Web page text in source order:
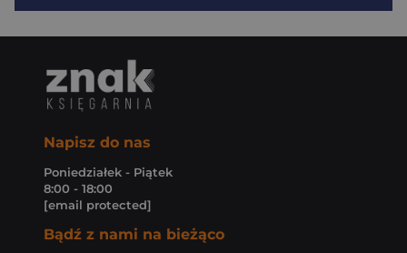
Napisz do nas
Poniedziałek - Piątek
8:00 - 18:00
[email protected]
Bądź z nami na bieżąco